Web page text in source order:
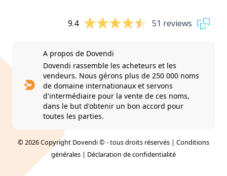
9.4 51 reviews
A propos de Dovendi
Dovendi rassemble les acheteurs et les
vendeurs. Nous gérons plus de 250 000 noms
de domaine internationaux et servons
d'intermédiaire pour la vente de ces noms,
dans le but d'obtenir un bon accord pour
toutes les parties.
© 2026 Copyright Dovendi © - tous droits réservés | Conditions
générales | Déclaration de confidentialité